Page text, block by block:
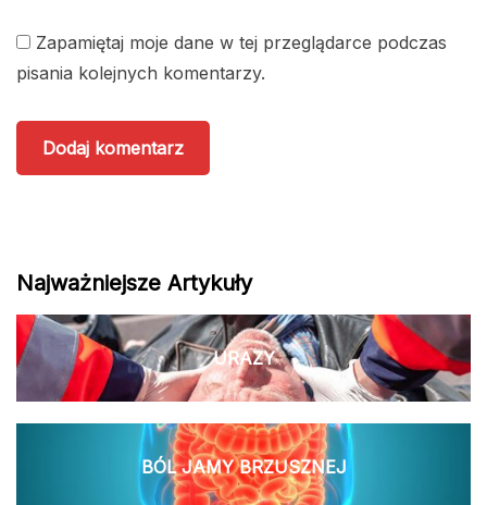
Zapamiętaj moje dane w tej przeglądarce podczas
pisania kolejnych komentarzy.
Najważniejsze Artykuły
URAZY
BÓL JAMY BRZUSZNEJ